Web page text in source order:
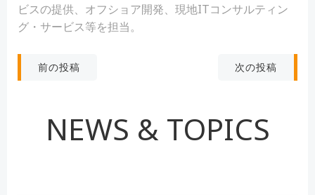
ビスの提供、オフショア開発、現地ITコンサルティン
グ・サービス等を担当。
投前の投稿
ナ
次の投稿
NEWS & TOPICS